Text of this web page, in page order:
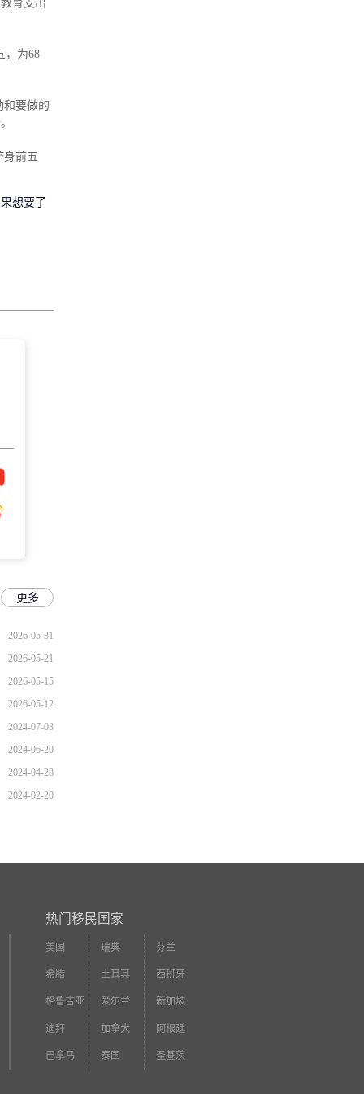
育支出
，为68
和要做的
身前五
想要了
更多
2026-05-31
2026-05-21
2026-05-15
2026-05-12
2024-07-03
2024-06-20
2024-04-28
2024-02-20
热门移民国家
美国 瑞典 芬兰
希腊 土耳其 西班牙
格鲁吉亚 爱尔兰 新加坡
迪拜 加拿大 阿根廷
巴拿马 泰国 圣基茨